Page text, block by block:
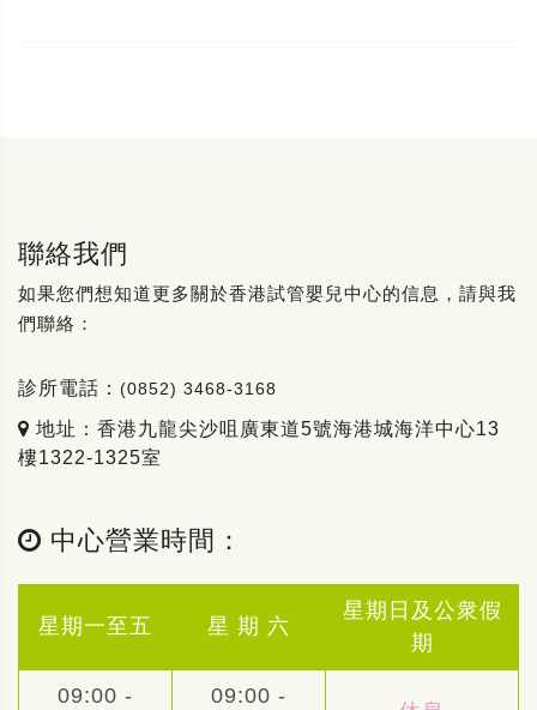
聯絡我們
如果您們想知道更多關於香港試管嬰兒中心的信息，請與我
們聯絡：
診所電話： (0852) 3468-3168
地址：香港九龍尖沙咀廣東道5號海港城海洋中心13
樓1322-1325室
中心營業時間：
星期一至五 星 期 六
星期日及公衆假
期
09:00 - 09:00 -